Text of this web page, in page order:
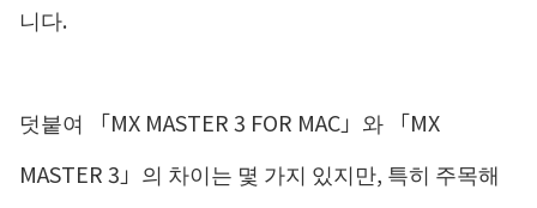
니다.
덧붙여 「MX MASTER 3 FOR MAC」와 「MX
MASTER 3」의 차이는 몇 가지 있지만, 특히 주목해